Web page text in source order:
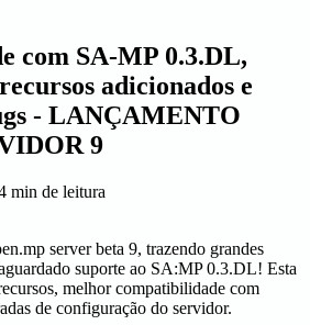
com SA-MP 0.3.DL,
adicionados e
- LANÇAMENTO
9
min de leitura
server beta 9, trazendo grandes
suporte ao SA:MP0.3.DL! Esta
melhor compatibilidade com
de configuração do servidor.